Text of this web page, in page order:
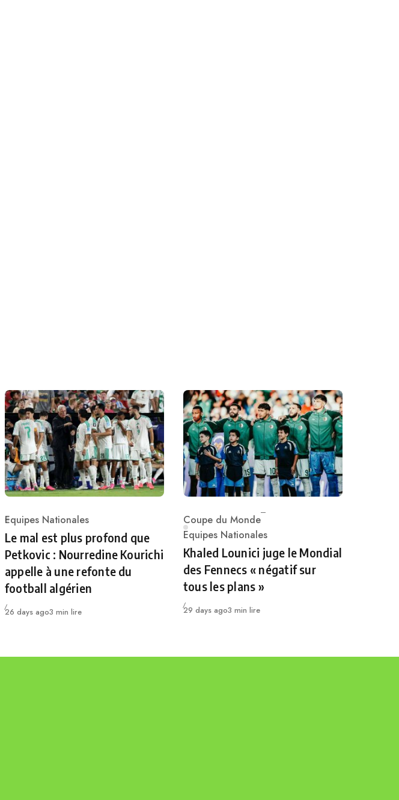
Category
Equipes Nationales
Le mal est plus profond que
Petkovic : Nourredine Kourichi
appelle à une refonte du
football algérien
Publié
26 days ago3 min lire
Category
Coupe du Monde
Equipes Nationales
Khaled Lounici juge le Mondial
des Fennecs « négatif sur
tous les plans »
Publié
29 days ago3 min lire